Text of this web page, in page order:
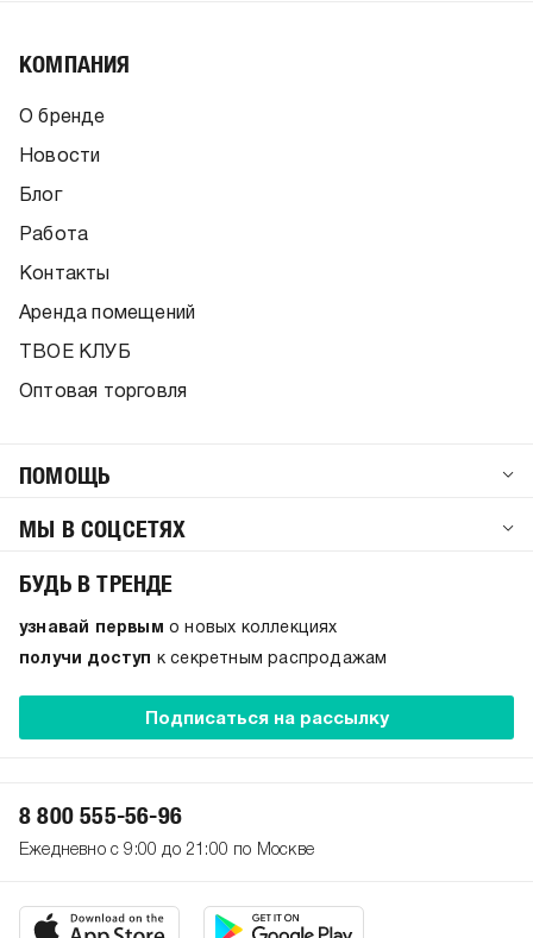
КОМПАНИЯ
О бренде
Новости
Блог
Работа
Контакты
Аренда помещений
ТВОЕ КЛУБ
Оптовая торговля
ПОМОЩЬ
МЫ В СОЦСЕТЯХ
БУДЬ В ТРЕНДЕ
узнавай первым о новых коллекциях
получи доступ к секретным распродажам
Подписаться на рассылку
8 800 555-56-96
Ежедневно с 9:00 до 21:00 по Москве